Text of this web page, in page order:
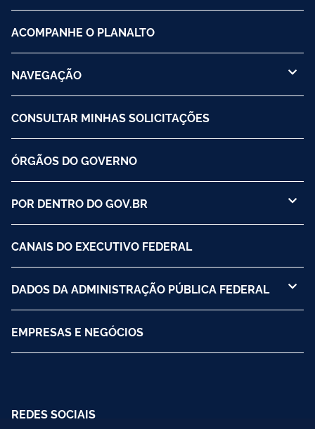
ACOMPANHE O PLANALTO
NAVEGAÇÃO
CONSULTAR MINHAS SOLICITAÇÕES
ÓRGÃOS DO GOVERNO
POR DENTRO DO GOV.BR
CANAIS DO EXECUTIVO FEDERAL
DADOS DA ADMINISTRAÇÃO PÚBLICA FEDERAL
EMPRESAS E NEGÓCIOS
REDES SOCIAIS